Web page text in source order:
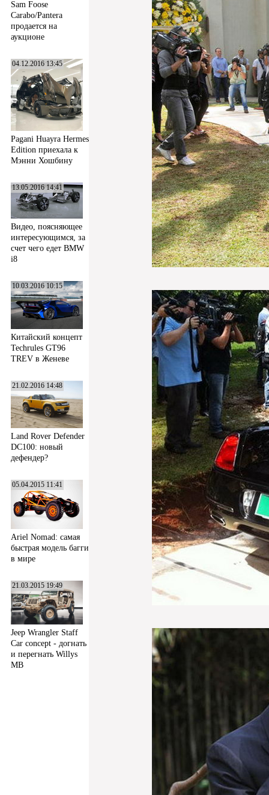
Sam Foose
Carabo/Pantera
продается на
аукционе
04.12.2016 13:45
Pagani Huayra Hermes
Edition приехала к
Мэнни Хошбину
13.05.2016 14:41
Видео, поясняющее
интересующимся, за
счет чего едет BMW
i8
10.03.2016 10:15
Китайский концепт
Techrules GT96
TREV в Женеве
21.02.2016 14:48
Land Rover Defender
DC100: новый
дефендер?
05.04.2015 11:41
Ariel Nomad: самая
быстрая модель багги
в мире
21.03.2015 19:49
Jeep Wrangler Staff
Car concept - догнать
и перегнать Willys
MB